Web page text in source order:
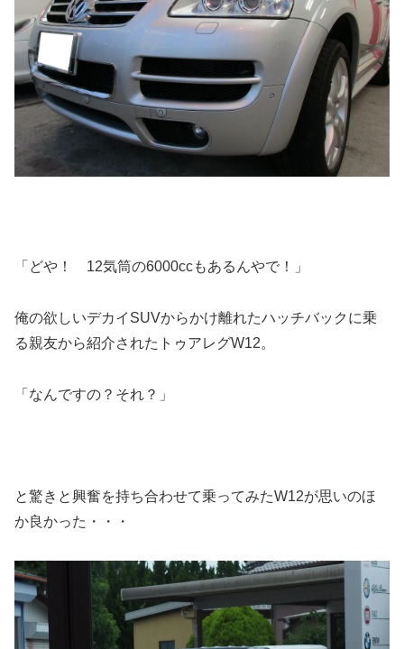
「どや！ 12気筒の6000ccもあるんやで！」
俺の欲しいデカイSUVからかけ離れたハッチバックに乗
る親友から紹介されたトゥアレグW12。
「なんですの？それ？」
と驚きと興奮を持ち合わせて乗ってみたW12が思いのほ
か良かった・・・